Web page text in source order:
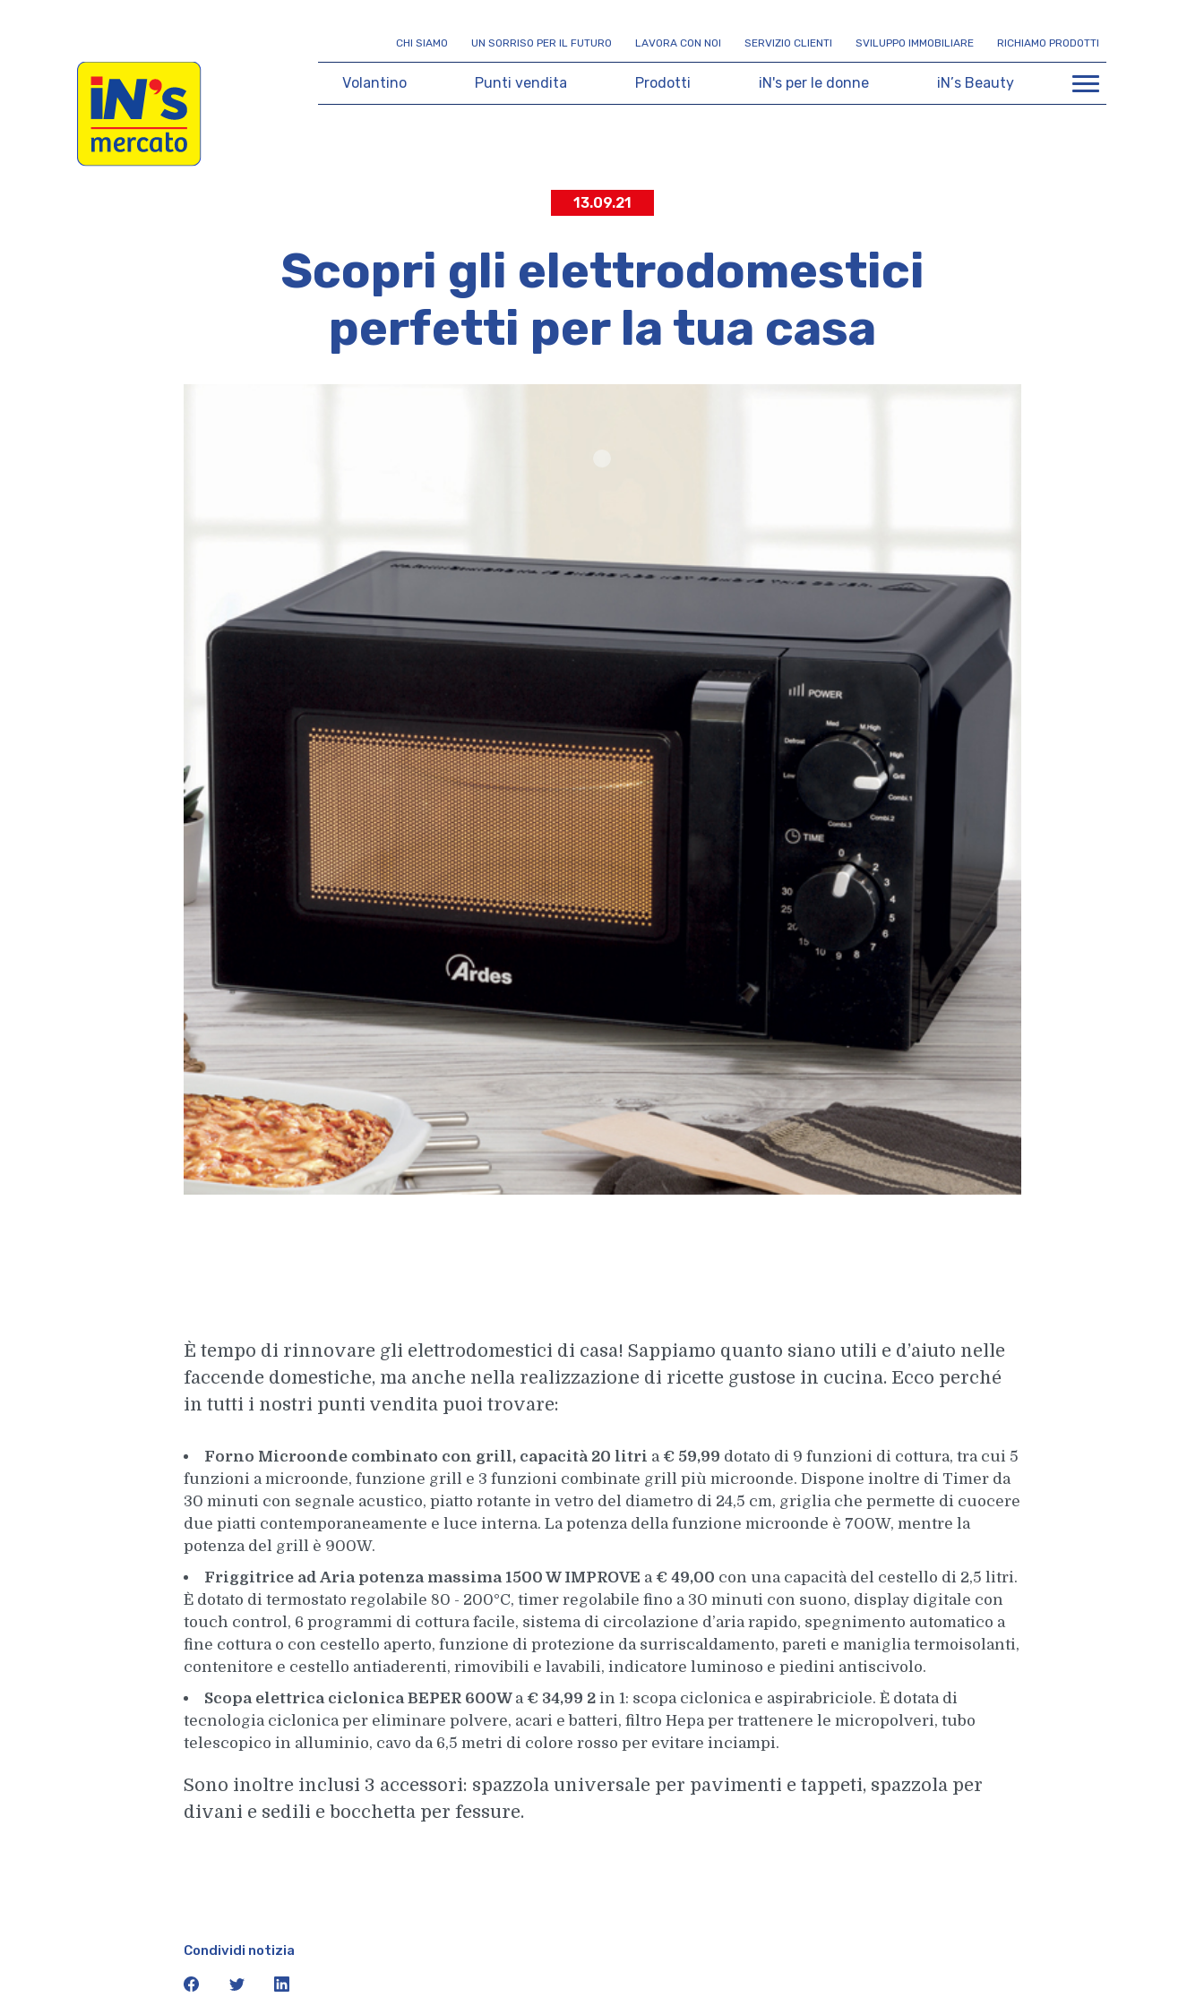
iN's Mercato
CHI SIAMO UN SORRISO PER IL FUTURO LAVORA CON NOI SERVIZIO CLIENTI SVILUPPO IMMOBILIARE RICHIAMO PRODOTTI
Volantino Punti vendita Prodotti iN's per le donne iN’s Beauty
13.09.21
Scopri gli elettrodomestici
perfetti per la tua casa
È tempo di rinnovare gli elettrodomestici di casa! Sappiamo quanto siano utili e d’aiuto nelle
faccende domestiche, ma anche nella realizzazione di ricette gustose in cucina. Ecco perché
in tutti i nostri punti vendita puoi trovare:
Forno Microonde combinato con grill, capacità 20 litri a€ 59,99 dotato di 9 funzioni di cottura, tra cui 5
funzioni a microonde, funzione grill e 3 funzioni combinate grill più microonde. Dispone inoltre di Timer da
30 minuti con segnale acustico, piatto rotante in vetro del diametro di 24,5 cm, griglia che permette di cuocere
due piatti contemporaneamente e luce interna. La potenza della funzione microonde è 700W, mentre la
potenza del grill è 900W.
Friggitrice ad Aria potenza massima 1500 W IMPROVE a€ 49,00 con una capacità del cestello di 2,5 litri.
È dotato di termostato regolabile 80 - 200°C, timer regolabile fino a 30 minuti con suono, display digitale con
touch control, 6 programmi di cottura facile, sistema di circolazione d’aria rapido, spegnimento automatico a
fine cottura o con cestello aperto, funzione di protezione da surriscaldamento, pareti e maniglia termoisolanti,
contenitore e cestello antiaderenti, rimovibili e lavabili, indicatore luminoso e piedini antiscivolo.
Scopa elettrica ciclonica BEPER 600W a€ 34,99 2in 1: scopa ciclonica e aspirabriciole. È dotata di
tecnologia ciclonica per eliminare polvere, acari e batteri, filtro Hepa per trattenere le micropolveri, tubo
telescopico in alluminio, cavo da 6,5 metri di colore rosso per evitare inciampi.
Sono inoltre inclusi 3 accessori: spazzola universale per pavimenti e tappeti, spazzola per
divani e sedili e bocchetta per fessure.
Condividi notizia
facebooktwitter